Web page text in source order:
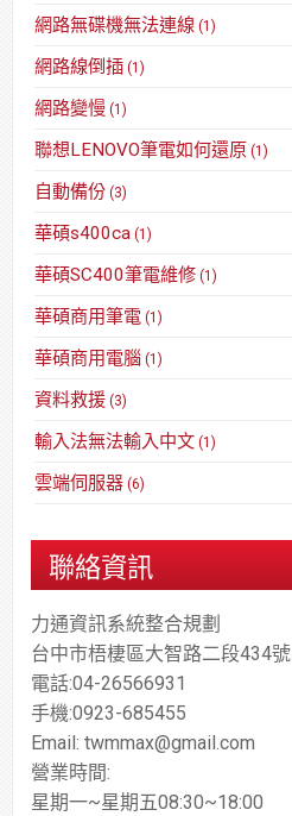
網路無碟機無法連線 (1)
網路線倒插 (1)
網路變慢 (1)
聯想LENOVO筆電如何還原 (1)
自動備份 (3)
華碩s400ca (1)
華碩SC400筆電維修 (1)
華碩商用筆電 (1)
華碩商用電腦 (1)
資料救援 (3)
輸入法無法輸入中文 (1)
雲端伺服器 (6)
聯絡資訊
力通資訊系統整合規劃
台中市梧棲區大智路二段434號
電話:04-26566931
手機:0923-685455
Email: twmmax@gmail.com
營業時間:
星期一~星期五08:30~18:00